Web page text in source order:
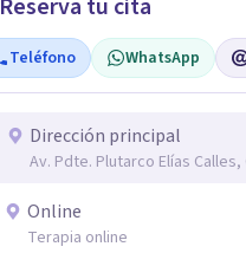
Reserva tu cita
Teléfono WhatsApp
Dirección principal
Av. Pdte. Plutarco Elías
Online
Terapia online